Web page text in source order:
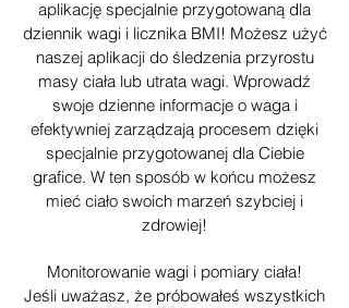
aplikację specjalnie przygotowaną dla
dziennik wagi i licznika BMI! Możesz użyć
naszej aplikacji do śledzenia przyrostu
masy ciała lub utrata wagi. Wprowadź
swoje dzienne informacje o waga i
efektywniej zarządzają procesem dzięki
specjalnie przygotowanej dla Ciebie
grafice. W ten sposób w końcu możesz
mieć ciało swoich marzeń szybciej i
zdrowiej!
Monitorowanie wagi i pomiary ciała!
Jeśli uważasz, że próbowałeś wszystkich